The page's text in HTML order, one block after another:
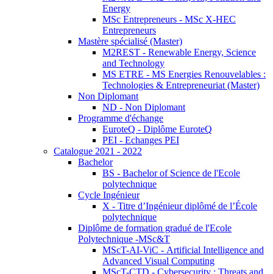
Energy
MSc Entrepreneurs - MSc X-HEC
Entrepreneurs
Mastère spécialisé (Master)
M2REST - Renewable Energy, Science
and Technology
MS ETRE - MS Energies Renouvelables :
Technologies & Entrepreneuriat (Master)
Non Diplomant
ND - Non Diplomant
Programme d'échange
EuroteQ - Diplôme EuroteQ
PEI - Echanges PEI
Catalogue 2021 - 2022
Bachelor
BS - Bachelor of Science de l'Ecole
polytechnique
Cycle Ingénieur
X - Titre d’Ingénieur diplômé de l’École
polytechnique
Diplôme de formation gradué de l'Ecole
Polytechnique -MSc&T
MScT-AI-ViC - Artificial Intelligence and
Advanced Visual Computing
MScT-CTD - Cybersecurity : Threats and